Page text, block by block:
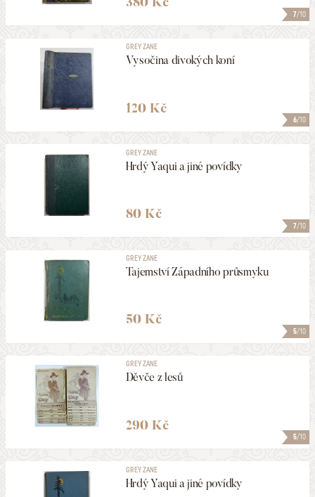
7/10
6/10
GREY ZANE
Vysočina divokých koní
120 Kč
7/10
GREY ZANE
Hrdý Yaqui a jiné povídky
80 Kč
5/10
GREY ZANE
Tajemství Západního průsmyku
50 Kč
5/10
GREY ZANE
Děvče z lesů
290 Kč
GREY ZANE
Hrdý Yaqui a jiné povídky